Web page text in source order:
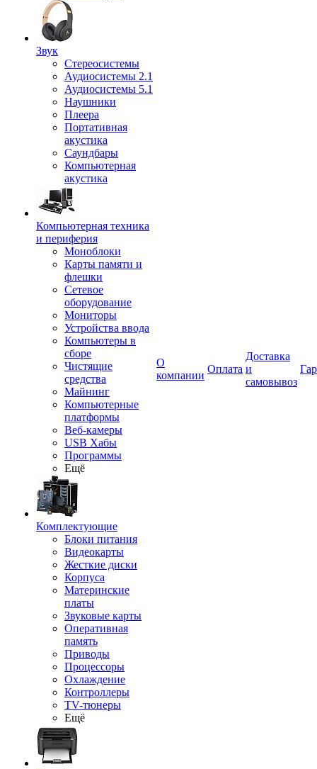
Звук
Стереосистемы
Аудиосистемы 2.1
Аудиосистемы 5.1
Наушники
Плеера
Портативная
акустика
Саундбары
Компьютерная
акустика
Компьютерная техника
и периферия
Моноблоки
Карты памяти и
флешки
Сетевое
оборудование
Мониторы
Устройства ввода
Компьютеры в
сборе
Чистящие
средства
Майнинг
Компьютерные
платформы
Веб-камеры
USB Хабы
Программы
Ещё
Комплектующие
Блоки питания
Видеокарты
Жесткие диски
Корпуса
Материнские
платы
Звуковые карты
Оперативная
память
Приводы
Процессоры
Охлаждение
Контроллеры
TV-тюнеры
Ещё
О
компании
Оплата
Доставка
и
самовывоз